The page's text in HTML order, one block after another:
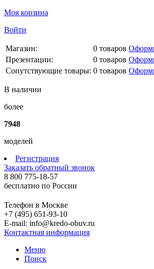
Моя корзина
Войти
Магазин: 0 товаров
Презентации:
0 товаров
Сопутствующие товары: 0 товаров
В наличии
более
7948
моделей
Регистрация
Заказать обратный звонок
8 800 775-18-57
бесплатно по России
Телефон в Москве
+7 (495) 651-93-10
E-mail: info@kredo-obuv.ru
Контактная информация
Меню
Поиск